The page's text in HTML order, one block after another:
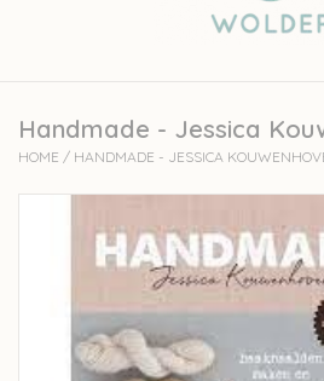
Accessoires
workshops
Cadeaubon
Handmade - Jessica
HOME / HANDMADE - JESSICA